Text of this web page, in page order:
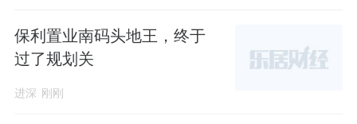
保利置业南码头地王，终于
过了规划关
进深 刚刚